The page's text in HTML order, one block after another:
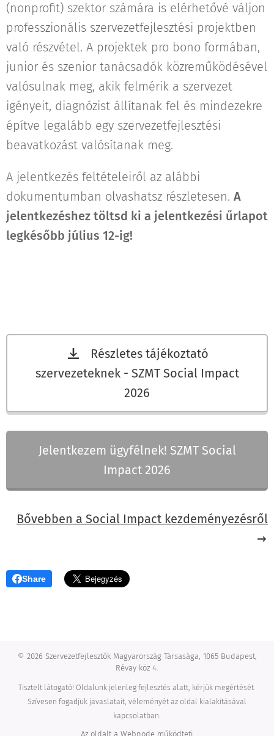
(nonprofit) szektor számára is elérhetővé váljon
professzionális szervezetfejlesztési projektben
való részvétel. A projektek pro bono formában,
junior és szenior tanácsadók közreműködésével
valósulnak meg, akik felmérik a szervezet
igényeit, diagnózist állítanak fel és mindezekre
építve legalább egy szervezetfejlesztési
beavatkozást valósítanak meg.
A jelentkezés feltételeiről az alábbi
dokumentumban olvashatsz részletesen. A
jelentkezéshez töltsd ki a jelentkezési űrlapot
legkésőbb július 12-ig!
Részletes tájékoztató
szervezeteknek - SZMT Social Impact
2026
Jelentkezem ügyfélnek! SZMT Social
Impact 2026
Bővebben a Social Impact kezdeményezésről
Share
© 2026 Szervezetfejlesztők Magyarország Társasága, 1065 Budapest,
Révay köz 4.
Tisztelt látogató! Oldalunk jelenleg fejlesztés alatt, kérjük megértését.
Szívesen fogadjuk javaslatait, véleményét az oldal kialakításával
kapcsolatban.
Az oldalt a Webnode működteti